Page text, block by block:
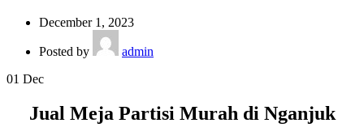
December 1, 2023
Posted by
admin
01 Dec
Jual Meja Partisi Murah di Nganjuk